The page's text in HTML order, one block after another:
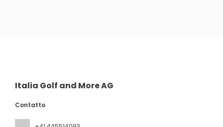
Italia Golf and More AG
Contatto